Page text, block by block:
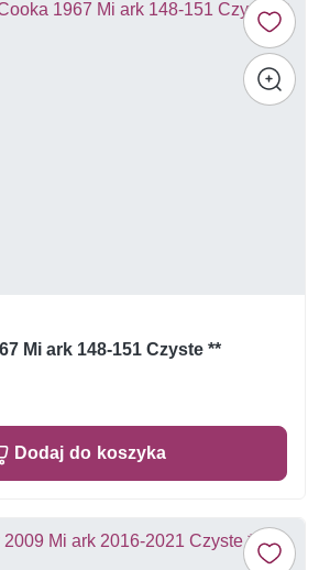
Mi ark 148-151 Czyste **
Dodaj do koszyka